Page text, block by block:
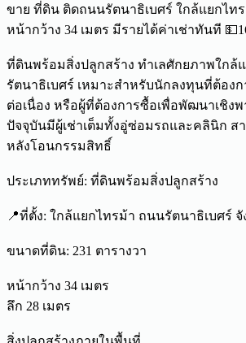
ขาย ที่ดิน ติดถนนรัตนาธิเบศร์ ใกล้แยกไทร
หน้ากว้าง 34 เมตร มีรายได้ค่าเช่าทันที
ที่ดินพร้อมสิ่งปลูกสร้าง ทำเลศักยภาพใกล้
รัตนาธิเบศร์ เหมาะสำหรับนักลงทุนที่ต้อง
ต่อเนื่อง หรือผู้ที่ต้องการซื้อเพื่อพัฒนาเชิง
ปัจจุบันมีผู้เช่าเต็มทั้งอู่ซ่อมรถและคลินิก ส
หลังโอนกรรมสิทธิ์
ประเภททรัพย์: ที่ดินพร้อมสิ่งปลูกสร้าง
📍ที่ตั้ง: ใกล้แยกไทรม้า ถนนรัตนาธิเบศร์
ขนาดที่ดิน: 231 ตารางวา
หน้ากว้าง 34 เมตร
ลึก 28 เมตร